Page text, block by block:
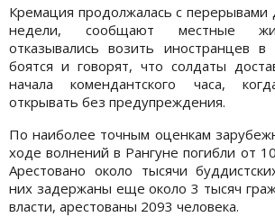
Кремация продолжалась с
недели, сообщают местные
отказывались возить иностранцев
боятся и говорят, что солдаты
начала комендантского часа,
открывать без предупреждения.
По наиболее точным оценкам
ходе волнений в Рангуне погибли от
Арестовано около тысячи
них задержаны еще около 3 тысяч
власти, арестованы 2093 человека.